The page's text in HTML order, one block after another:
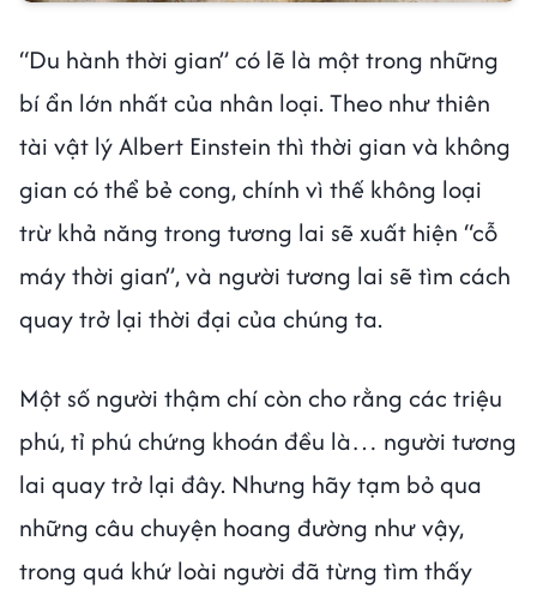
“Du hành thời gian” có lẽ là một trong những
bí ẩn lớn nhất của nhân loại. Theo như thiên
tài vật lý Albert Einstein thì thời gian và không
gian có thể bẻ cong, chính vì thế không loại
trừ khả năng trong tương lai sẽ xuất hiện “cỗ
máy thời gian”, và người tương lai sẽ tìm cách
quay trở lại thời đại của chúng ta.
Một số người thậm chí còn cho rằng các triệu
phú, tỉ phú chứng khoán đều là… người tương
lai quay trở lại đây. Nhưng hãy tạm bỏ qua
những câu chuyện hoang đường như vậy,
trong quá khứ loài người đã từng tìm thấy